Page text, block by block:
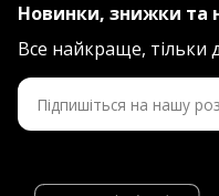
Новинки, знижки та
Все найкраще, тільки